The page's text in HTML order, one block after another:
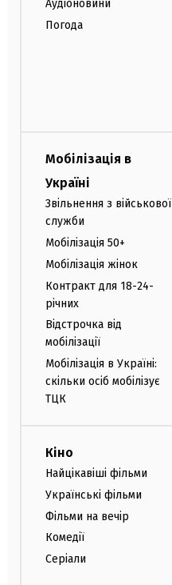
Аудіоновини
Погода
Мобілізація в
Україні
Звільнення з військової
служби
Мобілізація 50+
Мобілізація жінок
Контракт для 18-24-
річних
Відстрочка від
мобілізації
Мобілізація в Україні:
скільки осіб мобілізує
ТЦК
Кіно
Найцікавіші фільми
Українські фільми
Фільми на вечір
Комедії
Серіали